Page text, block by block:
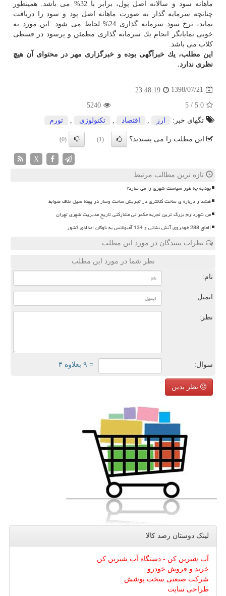
ماهانه سود و سالانه اصل پول، برابر با 32% می باشد. همینطور
چنانچه سرمایه گذار به صورت ماهانه اصل پود و سود را دریافت
نماید، نرخ سود سرمایه گذاری 24% لحاظ می شود. این مورد به
خوبی نمایانگر انجام یك سرمایه گذاری مطمئن و پرسود در قسطی
كلاب می باشد.
این مطلب، یك خبرآگهی بوده و خبرگزاری مهر در محتوای آن هیچ
نظری ندارد.
1398/07/21
23:48:19
5.0
/
5
5240
تگهای خبر:
ارز اقتصاد تكنولوژی تورم
این مطلب را می پسندید؟ (1)
(0)
X
تازه ترین مطالب مرتبط
بودجه چه طور سیاست شهری را می سازد؟
هشدار درباره ی ساخت کلانتری در تجریش ساخت وساز در پهنه سیل خلاف ضوابط
من شهردارم بزرگ ترین تجربه حکمرانی مشارکتی تاریخ مدیریت شهری تهران
الحاق 288 خودروی آتش نشانی و 134 آمبولانس به ناوگان امدادی کشور
نظرات بینندگان در مورد این مطلب
نظر شما در مورد این مطلب
نام:
ایمیل:
نظر:
سوال: = ۹ بعلاوه ۳
نظر بدین
لینک دوستان رصد كالا
آب شیرین کن - دستگاه آب شیرین کن
خرید و فروش خودرو
شرکت صنعتی سخت پوشش
طراحی سایت